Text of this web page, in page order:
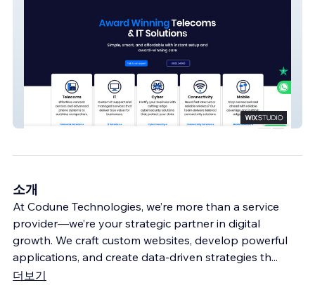
Intouch Comms
소개
At Codune Technologies, we’re more than a service
provider—we’re your strategic partner in digital
growth. We craft custom websites, develop powerful
applications, and create data-driven strategies th...
더보기